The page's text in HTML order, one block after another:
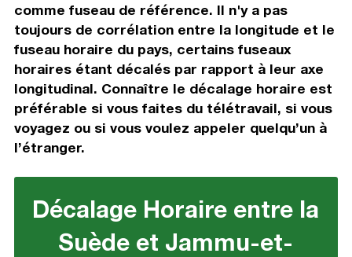
comme fuseau de référence. Il n'y a pas
toujours de corrélation entre la longitude et le
fuseau horaire du pays, certains fuseaux
horaires étant décalés par rapport à leur axe
longitudinal. Connaître le décalage horaire est
préférable si vous faites du télétravail, si vous
voyagez ou si vous voulez appeler quelqu’un à
l’étranger.
Décalage Horaire entre la
Suède et Jammu-et-